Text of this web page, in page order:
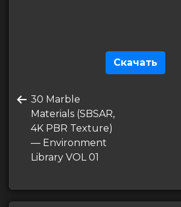
Скачать
по
записям
Предыдущая
запись
30 Marble
Materials (SBSAR,
4K PBR Texture)
— Environment
Library VOL 01